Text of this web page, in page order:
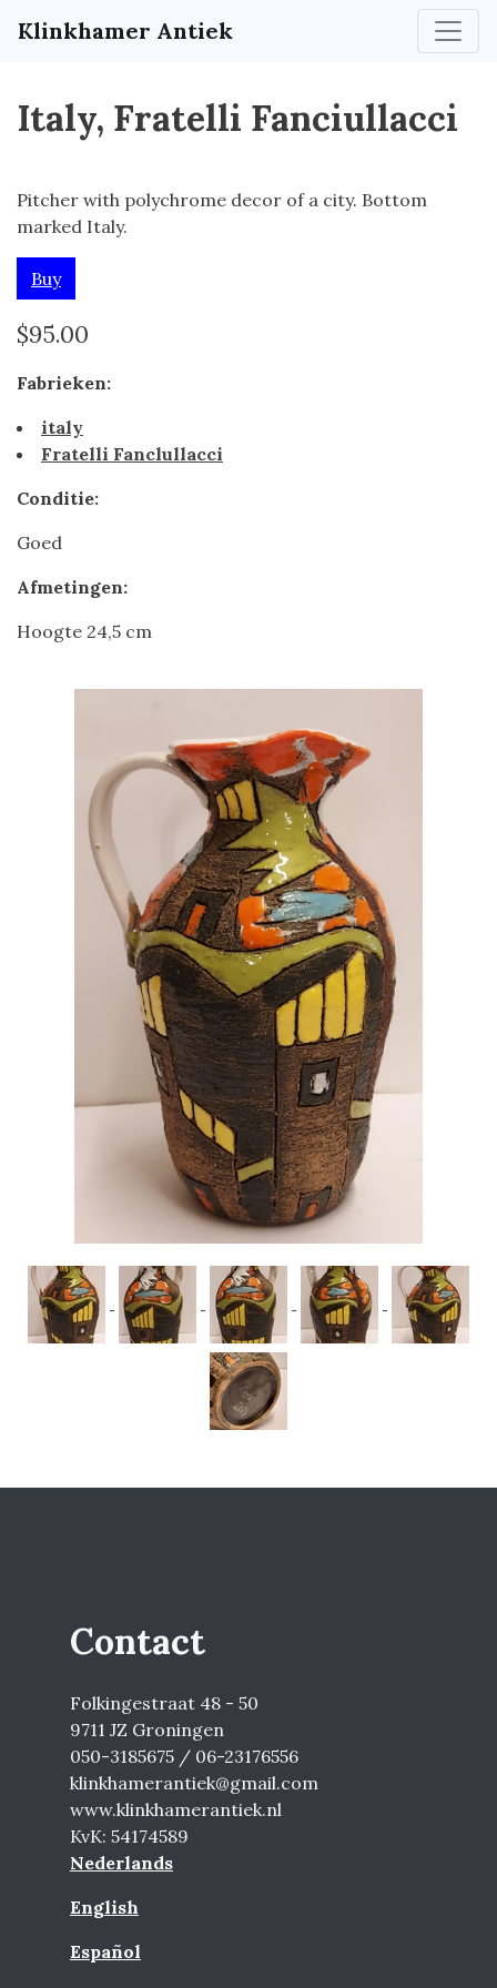
Klinkhamer Antiek
Italy, Fratelli Fanciullacci
Pitcher with polychrome decor of a city. Bottom
marked Italy.
Buy
$95.00
Fabrieken:
italy
Fratelli Fanclullacci
Conditie:
Goed
Afmetingen:
Hoogte 24,5 cm
Contact
Folkingestraat 48 - 50
9711 JZ Groningen
050-3185675 / 06-23176556
klinkhamerantiek@gmail.com
www.klinkhamerantiek.nl
KvK: 54174589
Nederlands
English
Español